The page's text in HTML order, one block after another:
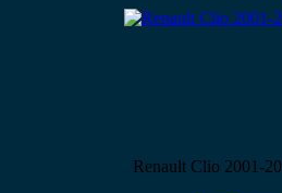
Renault Clio 2001-